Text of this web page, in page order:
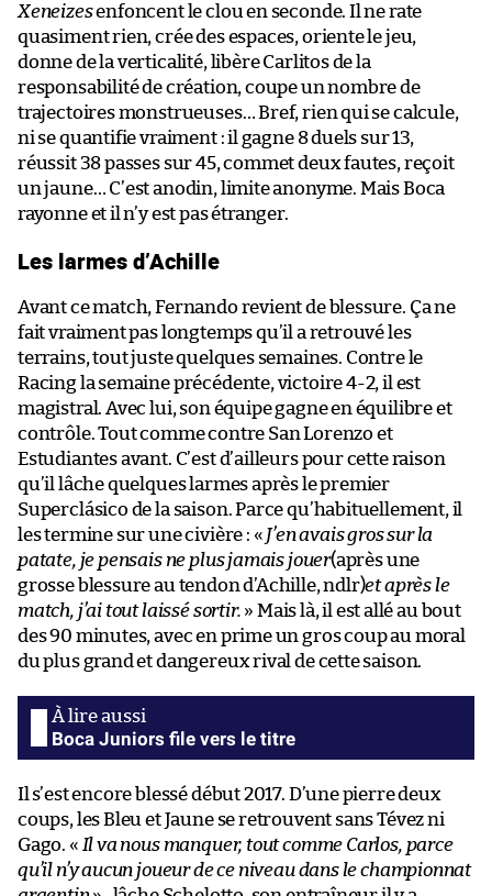
Xeneizesenfoncent le clou en seconde. Il ne rate
quasiment rien, crée des espaces, oriente le jeu,
donne de la verticalité, libère Carlitos de la
responsabilité de création, coupe un nombre de
trajectoires monstrueuses… Bref, rien qui se calcule,
ni se quantifie vraiment : il gagne 8 duels sur 13,
réussit 38 passes sur 45, commet deux fautes, reçoit
un jaune… C’est anodin, limite anonyme. Mais Boca
rayonne et il n’y est pas étranger.
Les larmes d’Achille
Avant ce match, Fernando revient de blessure. Ça ne
fait vraiment pas longtemps qu’il a retrouvé les
terrains, tout juste quelques semaines. Contre le
Racing la semaine précédente, victoire 4-2, il est
magistral. Avec lui, son équipe gagne en équilibre et
contrôle. Tout comme contre San Lorenzo et
Estudiantes avant. C’est d’ailleurs pour cette raison
qu’il lâche quelques larmes après le premier
Superclásico de la saison. Parce qu’habituellement, il
les termine sur une civière : « J’en avais gros sur la
patate, je pensais ne plus jamais jouer(après une
grosse blessure au tendon d’Achille, ndlr)et après le
match, j’ai tout laissé sortir. » Mais là, il est allé au bout
des 90 minutes, avec en prime un gros coup au moral
du plus grand et dangereux rival de cette saison.
Boca Juniors file vers le titre
Il s’est encore blessé début 2017. D’une pierre deux
coups, les Bleu et Jaune se retrouvent sans Tévez ni
Gago. « Il va nous manquer, tout comme Carlos, parce
qu’il n’y aucun joueur de ce niveau dans le championnat